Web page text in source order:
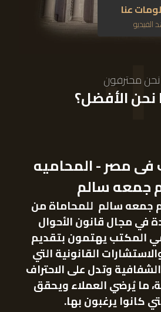
عنا
٠١
نحن محترفون
نحن الأفضل؟
فى مصر - المحاميه
جمعه سالم
جمعهسالم للمحاماة من
في مجال قانون الأحوال
المكتب يهتمون بتقديم
القانونيةالتي
وتدل على الاحتراف
ما يُرضي العملاء ويحقق
كانوا يرغبون بها.